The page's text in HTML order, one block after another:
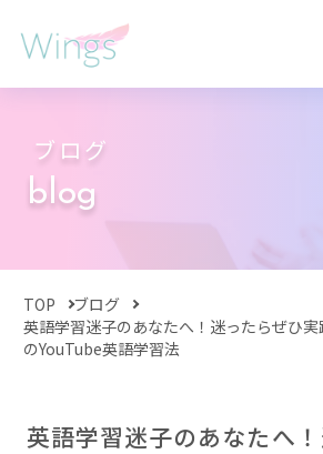
ブログ
blog
TOP
ブログ
英語学習迷子のあなたへ！迷ったらぜひ
のYouTube英語学習法
英語学習迷子のあなたへ